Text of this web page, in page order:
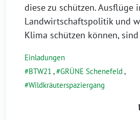
diese zu schützen. Ausflüge
Landwirtschaftspolitik und
Klima schützen können, sind
Einladungen
BTW21 , GRÜNE Schenefeld ,
Wildkräuterspaziergang